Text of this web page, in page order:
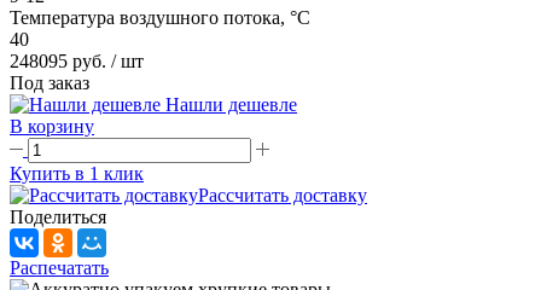
Температура воздушного потока, °С
40
248095 руб. / шт
Под заказ
Нашли дешевле
В корзину
Купить в 1 клик
Рассчитать доставку
Поделиться
Распечатать